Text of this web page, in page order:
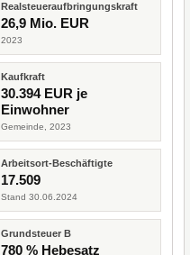
Realsteueraufbringungskraft
26,9 Mio. EUR
2023
Kaufkraft
30.394 EUR je
Einwohner
Gemeinde, 2023
Arbeitsort-Beschäftigte
17.509
Stand 30.06.2024
Grundsteuer B
780 % Hebesatz